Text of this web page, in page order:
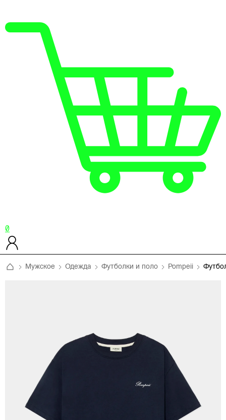
0
Мужское Одежда Футболки и поло Pompeii